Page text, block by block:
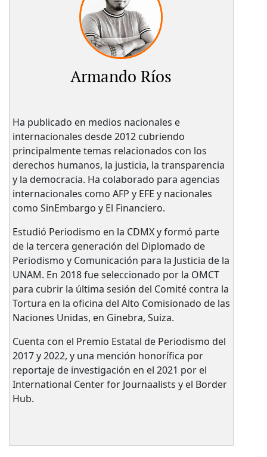
Armando Ríos
Ha publicado en medios nacionales e
internacionales desde 2012 cubriendo
principalmente temas relacionados con los
derechos humanos, la justicia, la transparencia
y la democracia. Ha colaborado para agencias
internacionales como AFP y EFE y nacionales
como SinEmbargo y El Financiero.
Estudió Periodismo en la CDMX y formó parte
de la tercera generación del Diplomado de
Periodismo y Comunicación para la Justicia de la
UNAM. En 2018 fue seleccionado por la OMCT
para cubrir la última sesión del Comité contra la
Tortura en la oficina del Alto Comisionado de las
Naciones Unidas, en Ginebra, Suiza.
Cuenta con el Premio Estatal de Periodismo del
2017 y 2022, y una mención honorífica por
reportaje de investigación en el 2021 por el
International Center for Journaalists y el Border
Hub.